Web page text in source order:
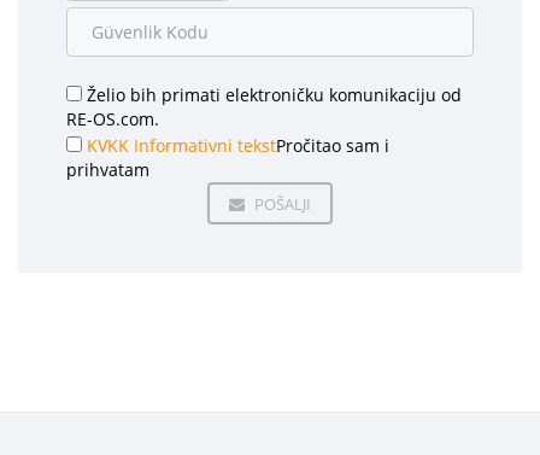
Želio bih primati elektroničku komunikaciju od
RE-OS.com.
KVKK Informativni tekstPročitao sam i
prihvatam
POŠALJI